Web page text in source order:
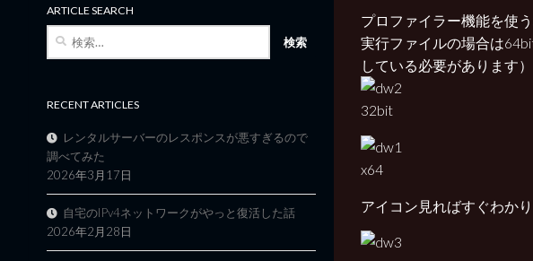
プロファイラー機能を使
実行ファイルの場合は
している必要があります）
32bit
x64
アイコン見ればすぐわか
ARTICLE SEARCH
RECENT ARTICLES
レンタルサーバーのレスポンスが悪すぎるので
調べてみた
2026年3月17日
自宅のIPv4ネットワークがやっと復活した話
2026年2月28日